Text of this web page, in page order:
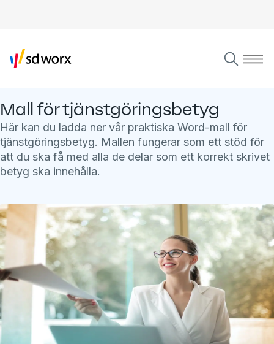
Mall för tjänstgöringsbetyg
Här kan du ladda ner vår praktiska Word-mall för
tjänstgöringsbetyg. Mallen fungerar som ett stöd för
att du ska få med alla de delar som ett korrekt skrivet
betyg ska innehålla.